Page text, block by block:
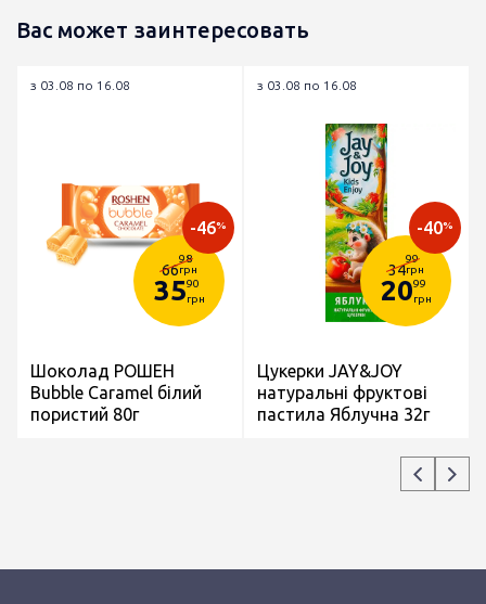
Вас может заинтересовать
з 03.08 по 16.08
66
98
грн
3590
грн
-46%
Шоколад РОШЕН
Bubble Caramel білий
пористий 80г
з 03.08 по 16.08
34
99
грн
2099
грн
-40%
Цукерки JAY&JOY
натуральні фруктові
пастила Яблучна 32г